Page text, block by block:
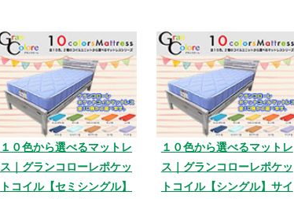
１０色から選べるマットレ
ス｜グランコローレポケッ
トコイル【セミシングル】
１０色から選べるマットレ
ス｜グランコローレポケッ
トコイル【シングル】サイ